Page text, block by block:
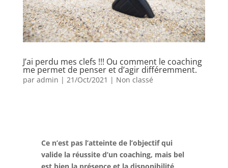
J’ai perdu mes clefs !!! Ou comment le coaching
me permet de penser et d’agir différemment.
par admin | 21/Oct/2021 | Non classé
Ce n’est pas l’atteinte de l’objectif qui
valide la réussite d’un coaching, mais bel